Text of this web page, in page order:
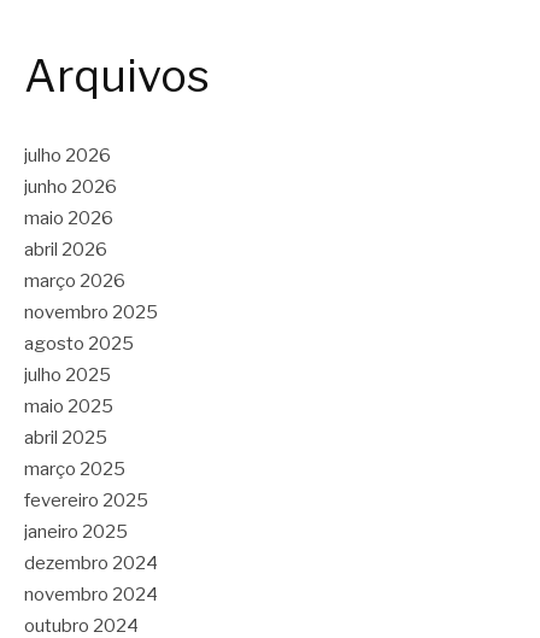
Arquivos
julho 2026
junho 2026
maio 2026
abril 2026
março 2026
novembro 2025
agosto 2025
julho 2025
maio 2025
abril 2025
março 2025
fevereiro 2025
janeiro 2025
dezembro 2024
novembro 2024
outubro 2024